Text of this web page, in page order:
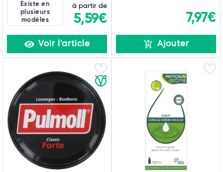
Existe en
plusieurs
modèles
à partir de
5,59€
Voir l'article
7,97€
Ajouter